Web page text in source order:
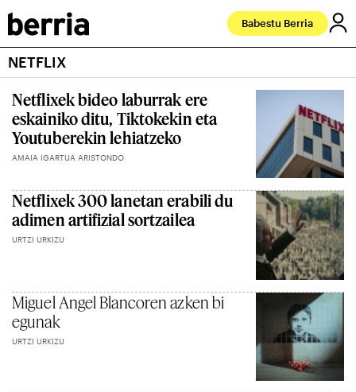
Babestu Berria
NETFLIX
Netflixek bideo laburrak ere
eskainiko ditu, Tiktokekin eta
Youtuberekin lehiatzeko
AMAIA IGARTUA ARISTONDO
Netflixek 300 lanetan erabili du
adimen artifizial sortzailea
URTZI URKIZU
Miguel Angel Blancoren azken bi
egunak
URTZI URKIZU